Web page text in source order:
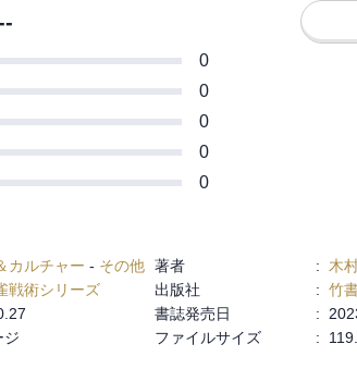
0
0
0
0
0
カルチャー - その他 著者 : 木
戦術シリーズ 出版社 : 竹
書誌発売日 :
ジ ファイルサイズ :